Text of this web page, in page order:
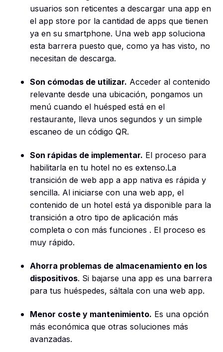
usuarios son reticentes a descargar una app en
el app store por la cantidad de apps que tienen
ya en su smartphone. Una web app soluciona
esta barrera puesto que, como ya has visto, no
necesitan de descarga.
Son cómodas de utilizar. Acceder al contenido
relevante desde una ubicación, pongamos un
menú cuando el huésped está en el
restaurante, lleva unos segundos y un simple
escaneo de un código QR.
Son rápidas de implementar. El proceso para
habilitarla en tu hotel no es extenso.La
transición de web app a app nativa es rápida y
sencilla. Al iniciarse con una web app, el
contenido de un hotel está ya disponible para la
transición a otro tipo de aplicación más
completa o con más funciones . El proceso es
muy rápido.
Ahorra problemas de almacenamiento en los
dispositivos. Si bajarse una app es una barrera
para tus huéspedes, sáltala con una web app.
Menor coste y mantenimiento. Es una opción
más económica que otras soluciones más
avanzadas.